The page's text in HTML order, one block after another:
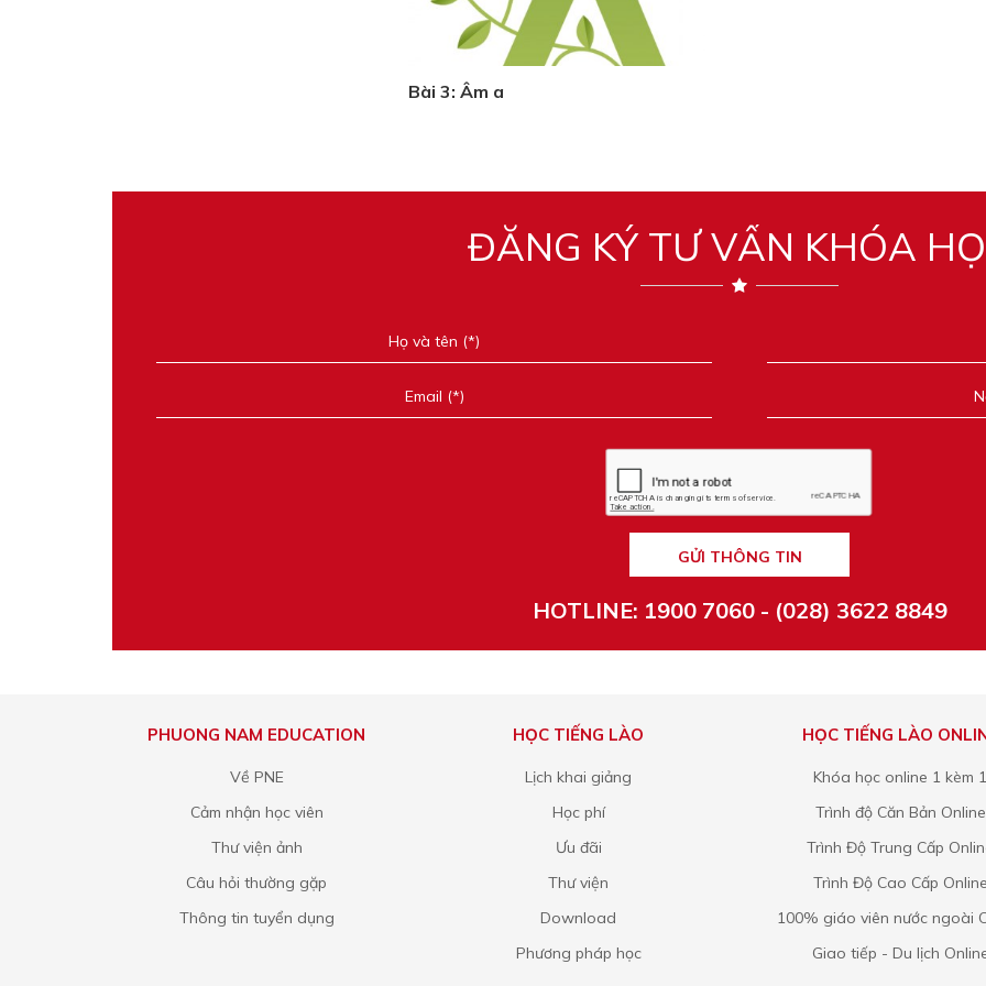
Bài 3: Âm a
ĐĂNG KÝ TƯ VẤN KHÓA
GỬI THÔNG TIN
HOTLINE: 1900 7060 - (028) 3622 8849
PHUONG NAM EDUCATION
Về PNE
Cảm nhận học viên
Thư viện ảnh
Câu hỏi thường gặp
Thông tin tuyển dụng
HỌC TIẾNG LÀO
Lịch khai giảng
Học phí
Ưu đãi
Thư viện
Download
Phương pháp học
HỌC TIẾNG LÀO
Khóa học online 1 kèm
Trình độ Căn Bản Online
Trình Độ Trung Cấp
Trình Độ Cao Cấp
100% giáo viên nước ngoài
Giao tiếp - Du lịch